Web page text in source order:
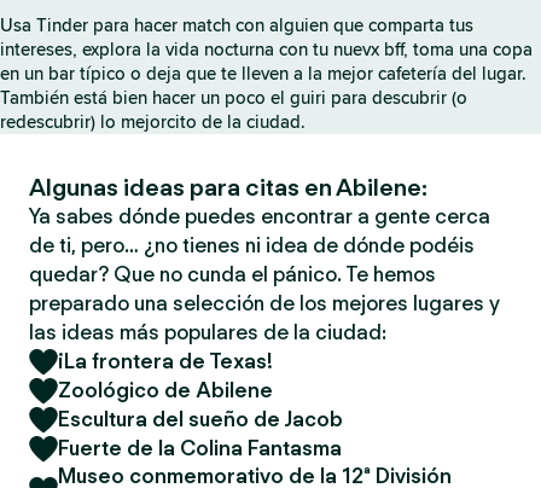
Usa Tinder para hacer match con alguien que comparta tus
intereses, explora la vida nocturna con tu nuevx bff, toma una copa
en un bar típico o deja que te lleven a la mejor cafetería del lugar.
También está bien hacer un poco el guiri para descubrir (o
redescubrir) lo mejorcito de la ciudad.
Algunas ideas para citas en Abilene:
Ya sabes dónde puedes encontrar a gente cerca
de ti, pero… ¿no tienes ni idea de dónde podéis
quedar? Que no cunda el pánico. Te hemos
preparado una selección de los mejores lugares y
las ideas más populares de la ciudad:
¡La frontera de Texas!
Zoológico de Abilene
Escultura del sueño de Jacob
Fuerte de la Colina Fantasma
Museo conmemorativo de la 12ª División